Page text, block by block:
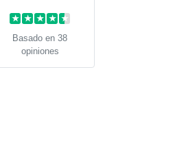
★ ★ ★ ★ ★
Basado en 38
opiniones